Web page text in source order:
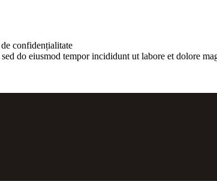
confidențialitate
do eiusmod tempor incididunt ut labore et dolore